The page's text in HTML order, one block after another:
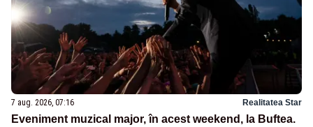
7 aug. 2026, 07:16 Realitatea Star
Eveniment muzical major, în acest weekend, la Buftea.